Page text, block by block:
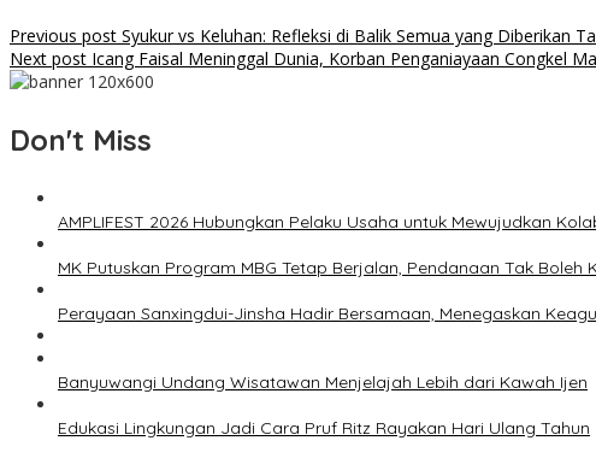
Previous post Syukur vs Keluhan: Refleksi di Balik Semua yang Diberikan
Next post Icang Faisal Meninggal Dunia, Korban Penganiayaan Congkel
Don't Miss
AMPLIFEST 2026 Hubungkan Pelaku Usaha untuk Mewujudkan
MK Putuskan Program MBG Tetap Berjalan, Pendanaan Tak Boleh
Perayaan Sanxingdui-Jinsha Hadir Bersamaan, Menegaskan
Banyuwangi Undang Wisatawan Menjelajah Lebih dari Kawah Ijen
Edukasi Lingkungan Jadi Cara Pruf Ritz Rayakan Hari Ulang Tahun